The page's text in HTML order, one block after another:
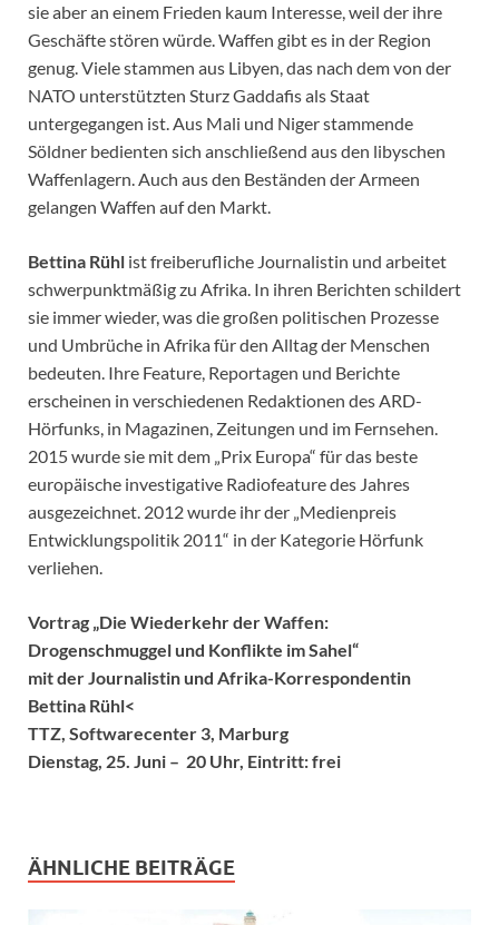
sie aber an einem Frieden kaum Interesse, weil der ihre
Geschäfte stören würde. Waffen gibt es in der Region
genug. Viele stammen aus Libyen, das nach dem von der
NATO unterstützten Sturz Gaddafis als Staat
untergegangen ist. Aus Mali und Niger stammende
Söldner bedienten sich anschließend aus den libyschen
Waffenlagern. Auch aus den Beständen der Armeen
gelangen Waffen auf den Markt.
Bettina Rühl ist freiberufliche Journalistin und arbeitet
schwerpunktmäßig zu Afrika. In ihren Berichten schildert
sie immer wieder, was die großen politischen Prozesse
und Umbrüche in Afrika für den Alltag der Menschen
bedeuten. Ihre Feature, Reportagen und Berichte
erscheinen in verschiedenen Redaktionen des ARD-
Hörfunks, in Magazinen, Zeitungen und im Fernsehen.
2015 wurde sie mit dem „Prix Europa“ für das beste
europäische investigative Radiofeature des Jahres
ausgezeichnet. 2012 wurde ihr der „Medienpreis
Entwicklungspolitik 2011“ in der Kategorie Hörfunk
verliehen.
Vortrag „Die Wiederkehr der Waffen:
Drogenschmuggel und Konflikte im Sahel“
mit der Journalistin und Afrika-Korrespondentin
Bettina Rühl<
TTZ, Softwarecenter 3, Marburg
Dienstag, 25. Juni – 20 Uhr, Eintritt: frei
ÄHNLICHE BEITRÄGE